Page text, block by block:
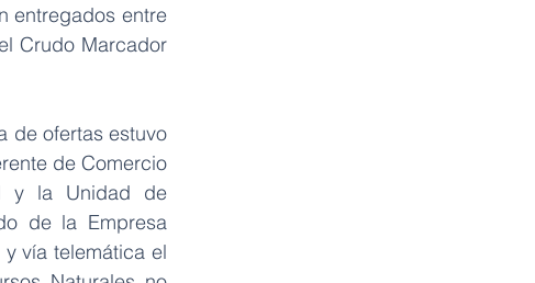
entregados entre
Crudo Marcador
de ofertas estuvo
de Comercio
y la Unidad de
de la Empresa
vía telemática el